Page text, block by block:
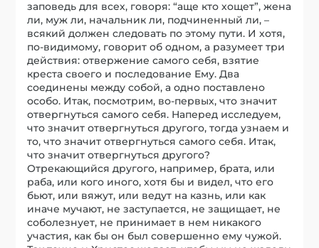
заповедь для всех, говоря: “аще кто хощет”, жена
ли, муж ли, начальник ли, подчиненный ли, –
всякий должен следовать по этому пути. И хотя,
по-видимому, говорит об одном, а разумеет три
действия: отвержение самого себя, взятие
креста своего и последование Ему. Два
соединены между собой, а одно поставлено
особо. Итак, посмотрим, во-первых, что значит
отвергнуться самого себя. Наперед исследуем,
что значит отвергнуться другого, тогда узнаем и
то, что значит отвергнуться самого себя. Итак,
что значит отвергнуться другого?
Отрекающийся другого, например, брата, или
раба, или кого иного, хотя бы и видел, что его
бьют, или вяжут, или ведут на казнь, или как
иначе мучают, не заступается, не защищает, не
соболезнует, не принимает в нем никакого
участия, как бы он был совершенно ему чужой.